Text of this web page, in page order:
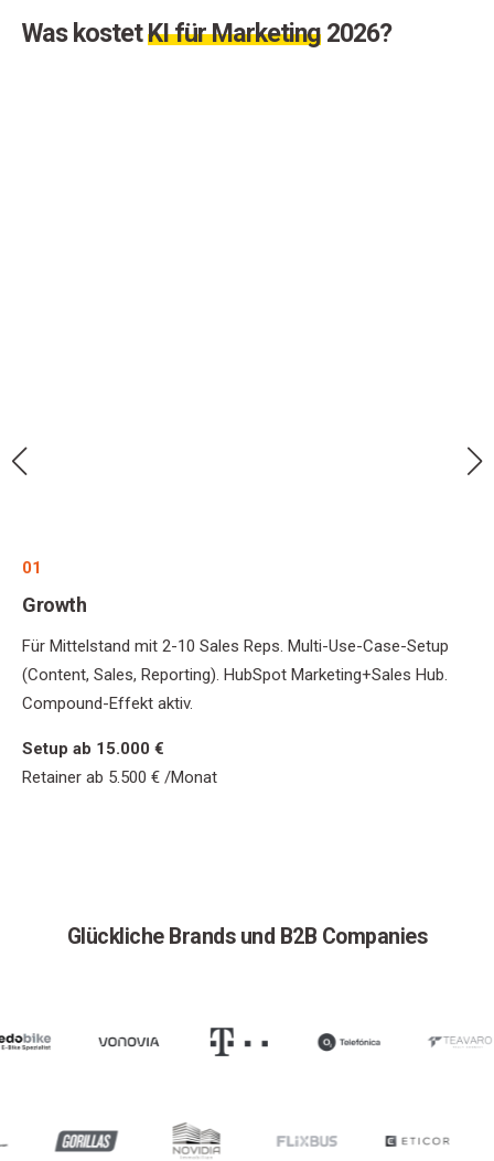
Was kostetKI für Marketing 2026?
01
Growth
Für Mittelstand mit 2-10 Sales Reps. Multi-Use-Case-Setup
(Content, Sales, Reporting). HubSpot Marketing+Sales Hub.
Compound-Effekt aktiv.
Setup ab 15.000 €
Retainer ab 5.500 € /Monat
Glückliche Brands und B2B Companies